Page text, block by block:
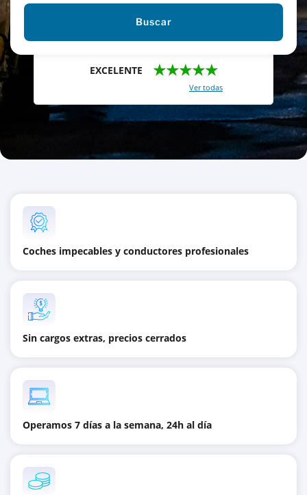
Buscar
EXCELENTE ★★★★★
Ver todas
Coches impecables y conductores profesionales
Sin cargos extras, precios cerrados
Operamos 7 días a la semana, 24h al día